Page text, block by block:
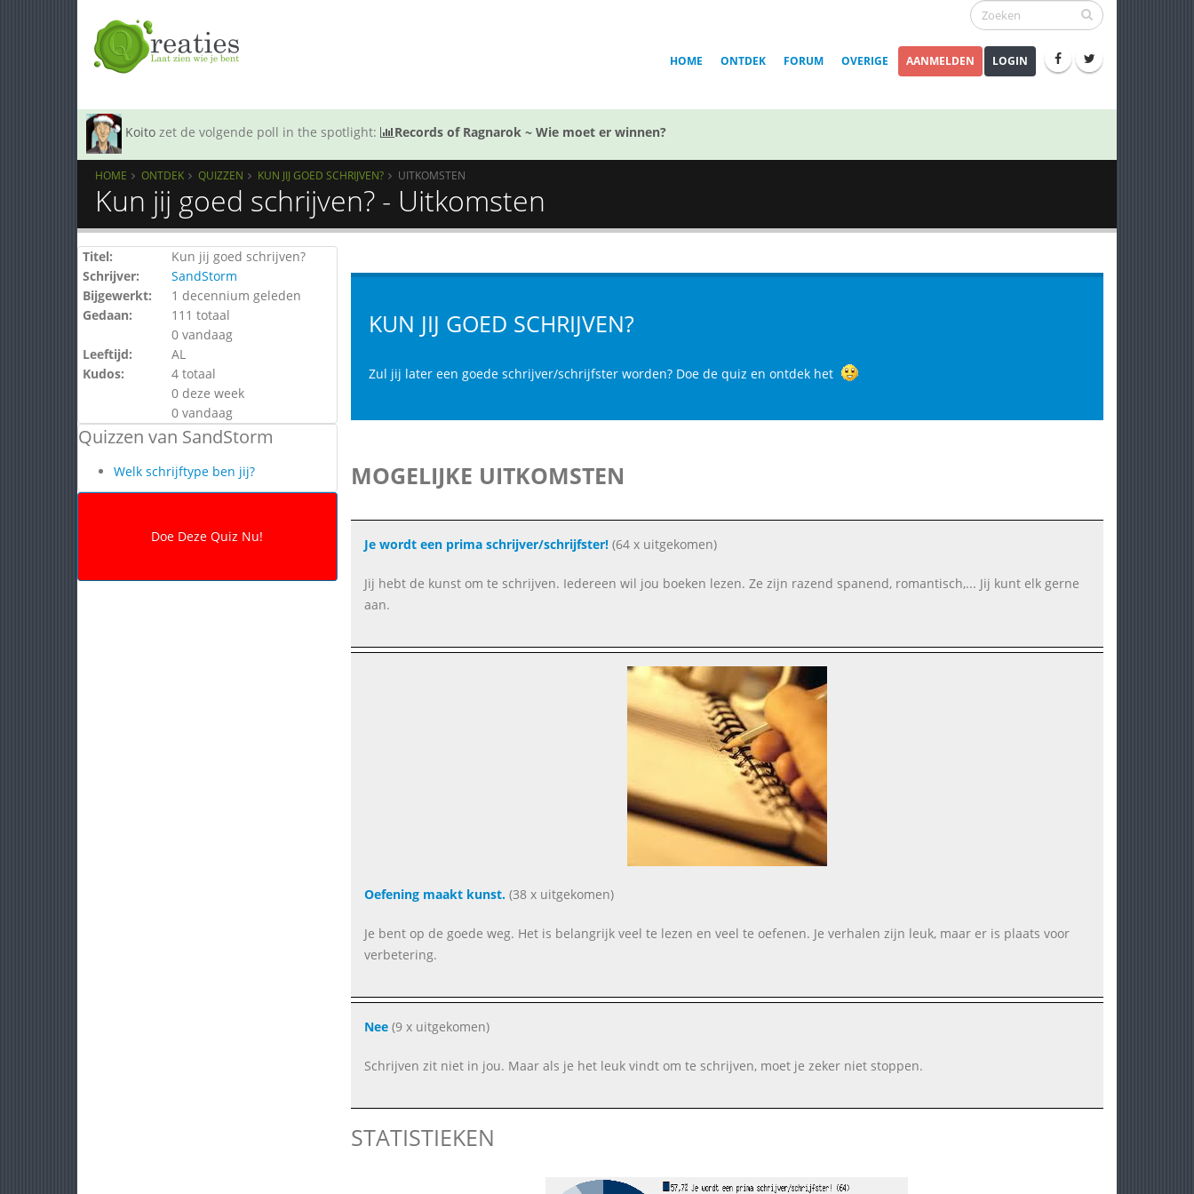
HOME ONTDEK FORUM OVERIGE AANMELDEN LOGIN
Koito zet de volgende poll in the spotlight: Records of Ragnarok ~ Wie moet er winnen?
HOME ONTDEK QUIZZEN KUN JIJ GOED SCHRIJVEN? UITKOMSTEN
Kun jij goed schrijven? - Uitkomsten
Titel:
Kun jij goed schrijven?
Schrijver:
SandStorm
Bijgewerkt:
1 decennium geleden
Gedaan:
111 totaal
0 vandaag
Leeftijd:
AL
Kudos:
4 totaal
0 deze week
0 vandaag
Quizzen van SandStorm
Welk schrijftype ben jij?
KUN JIJ GOED SCHRIJVEN?
Zul jij later een goede schrijver/schrijfster worden? Doe de quiz en ontdek het
MOGELIJKE UITKOMSTEN
Je wordt een prima schrijver/schrijfster!(64 x uitgekomen)
Jij hebt de kunst om te schrijven. Iedereen wil jou boeken lezen. Ze zijn razend spanend, romantisch,... Jij kunt elk gerne
aan.
Oefening maakt kunst.(38 x uitgekomen)
Je bent op de goede weg. Het is belangrijk veel te lezen en veel te oefenen. Je verhalen zijn leuk, maar er is plaats voor
verbetering.
Nee(9 x uitgekomen)
Schrijven zit niet in jou. Maar als je het leuk vindt om te schrijven, moet je zeker niet stoppen.
STATISTIEKEN